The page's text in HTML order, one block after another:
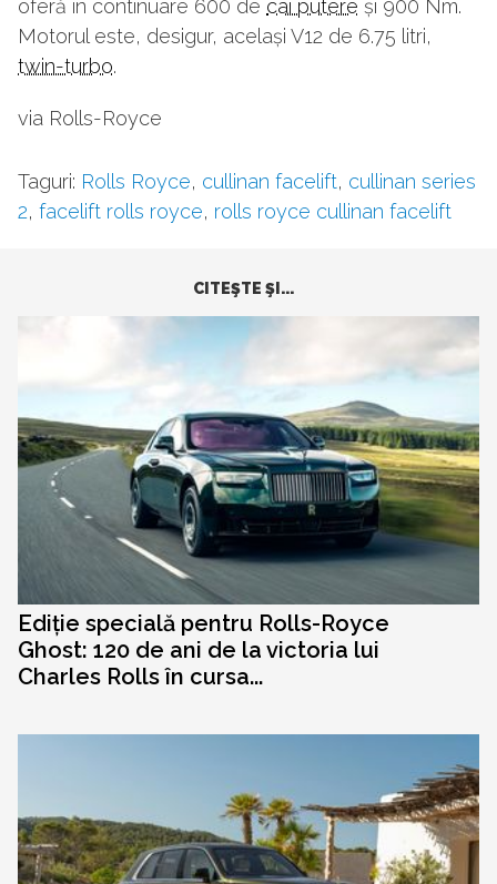
oferă în continuare 600 de cai putere și 900 Nm.
Motorul este, desigur, același V12 de 6.75 litri,
twin-turbo.
via Rolls-Royce
Taguri: Rolls Royce, cullinan facelift, cullinan series
2, facelift rolls royce, rolls royce cullinan facelift
CITEŞTE ŞI...
Ediție specială pentru Rolls-Royce
Ghost: 120 de ani de la victoria lui
Charles Rolls în cursa...